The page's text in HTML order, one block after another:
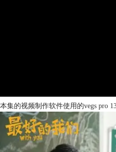
本集的视频制作软件使用的vegs pro